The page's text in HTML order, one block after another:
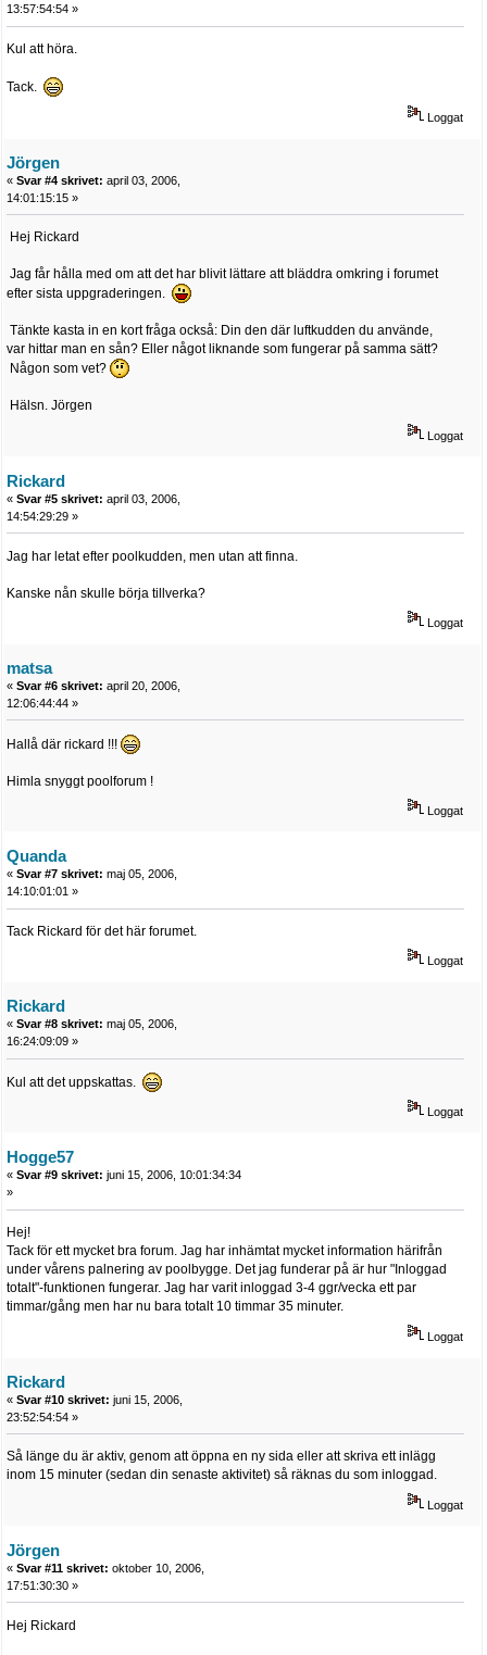
13:57:54:54 »
Kul att höra.
Tack.
Loggat
Jörgen
« Svar #4 skrivet: april 03, 2006,
14:01:15:15 »
Hej Rickard
Jag får hålla med om att det har blivit lättare att bläddra omkring i forumet
efter sista uppgraderingen.
Tänkte kasta in en kort fråga också: Din den där luftkudden du använde,
var hittar man en sån? Eller något liknande som fungerar på samma sätt?
Någon som vet?
Hälsn. Jörgen
Loggat
Rickard
« Svar #5 skrivet: april 03, 2006,
14:54:29:29 »
Jag har letat efter poolkudden, men utan att finna.
Kanske nån skulle börja tillverka?
Loggat
matsa
« Svar #6 skrivet: april 20, 2006,
12:06:44:44 »
Hallå där rickard !!!
Himla snyggt poolforum !
Loggat
Quanda
« Svar #7 skrivet: maj 05, 2006,
14:10:01:01 »
Tack Rickard för det här forumet.
Loggat
Rickard
« Svar #8 skrivet: maj 05, 2006,
16:24:09:09 »
Kul att det uppskattas.
Loggat
Hogge57
« Svar #9 skrivet: juni 15, 2006, 10:01:34:34
»
Hej!
Tack för ett mycket bra forum. Jag har inhämtat mycket information härifrån
under vårens palnering av poolbygge. Det jag funderar på är hur "Inloggad
totalt"-funktionen fungerar. Jag har varit inloggad 3-4 ggr/vecka ett par
timmar/gång men har nu bara totalt 10 timmar 35 minuter.
Loggat
Rickard
« Svar #10 skrivet: juni 15, 2006,
23:52:54:54 »
Så länge du är aktiv, genom att öppna en ny sida eller att skriva ett inlägg
inom 15 minuter (sedan din senaste aktivitet) så räknas du som inloggad.
Loggat
Jörgen
« Svar #11 skrivet: oktober 10, 2006,
17:51:30:30 »
Hej Rickard